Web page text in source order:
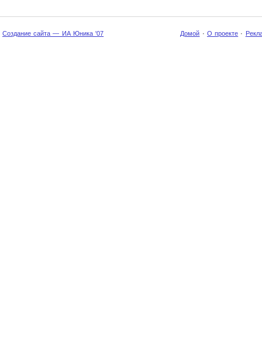
Создание сайта — ИА Юника '07 Домой · О проекте ·